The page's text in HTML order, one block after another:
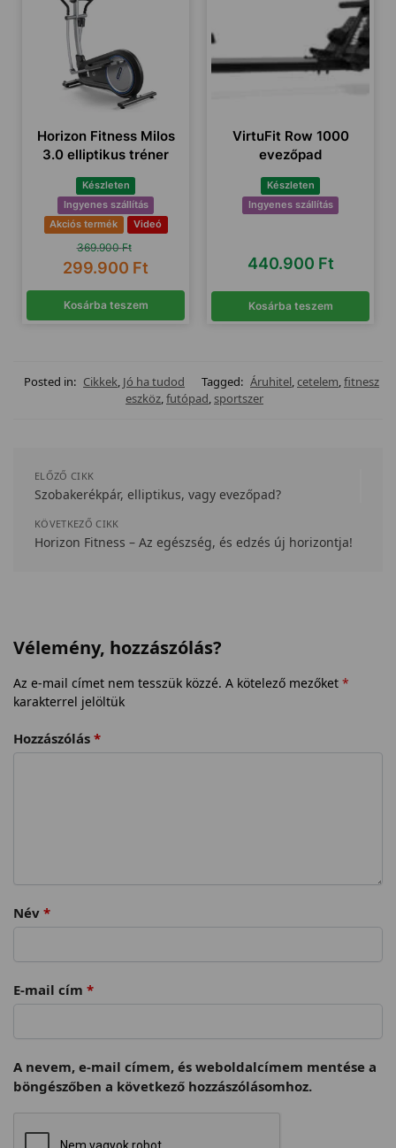
Horizon Fitness Milos
3.0 elliptikus tréner
Készleten
Ingyenes szállítás
Akciós termék
Videó
369.900Ft
299.900 Ft
Kosárba teszem
VirtuFit Row 1000
evezőpad
Készleten
Ingyenes szállítás
440.900 Ft
Kosárba teszem
Posted in: Cikkek, Jó ha tudod Tagged: Áruhitel,cetelem,fitnesz
eszköz,futópad,sportszer
ELŐZŐ CIKK
Szobakerékpár, elliptikus, vagy evezőpad?
KÖVETKEZŐ CIKK
Horizon Fitness – Az egészség, és edzés új horizontja!
Vélemény, hozzászólás?
Az e-mail címet nem tesszük közzé. A kötelező mezőket *
karakterrel jelöltük
Hozzászólás *
Név *
E-mail cím *
A nevem, e-mail címem, és weboldalcímem mentése a
böngészőben a következő hozzászólásomhoz.